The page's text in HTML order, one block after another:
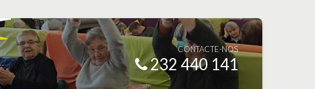
CONTACTE-NOS
232 440 141